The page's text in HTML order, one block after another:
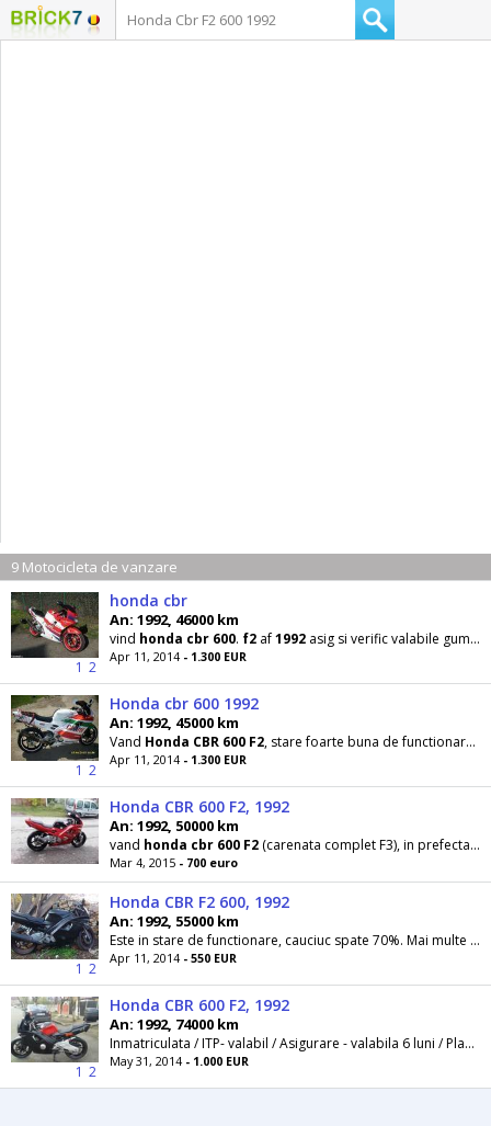
9 Motocicleta de vanzare
1 2
honda cbr
An: 1992, 46000 km
vind honda cbr 600. f2 af1992 asig si verific valabile gume schimbate recent, semeringuri ulei
Apr 11, 2014 - 1.300 EUR
1 2
Honda cbr 600 1992
An: 1992, 45000 km
Vand Honda CBR 600 F2, stare foarte buna de functionare, consumabile schimbate, kit de lant nou
Apr 11, 2014 - 1.300 EUR
Honda CBR 600 F2, 1992
An: 1992, 50000 km
vand honda cbr 600 F2 (carenata complet F3), in prefecta stare de functionare, ulei+filtru+bujii
Mar 4, 2015 - 700 euro
1 2
Honda CBR F2 600, 1992
An: 1992, 55000 km
Este in stare de functionare, cauciuc spate 70%. Mai multe informatii pe mail sau telefon. ITP valabil.
Apr 11, 2014 - 550 EUR
1 2
Honda CBR 600 F2, 1992
An: 1992, 74000 km
Inmatriculata / ITP- valabil / Asigurare - valabila 6 luni / Placute frana noi / Cauciucuri 80% / Ulei+filtru - schimb recent / Pret NEGOCIABIL
May 31, 2014 - 1.000 EUR